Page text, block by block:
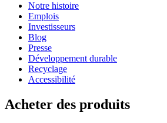
Notre histoire
Emplois
Investisseurs
Blog
Presse
Développement durable
Recyclage
Accessibilité
Acheter des produits